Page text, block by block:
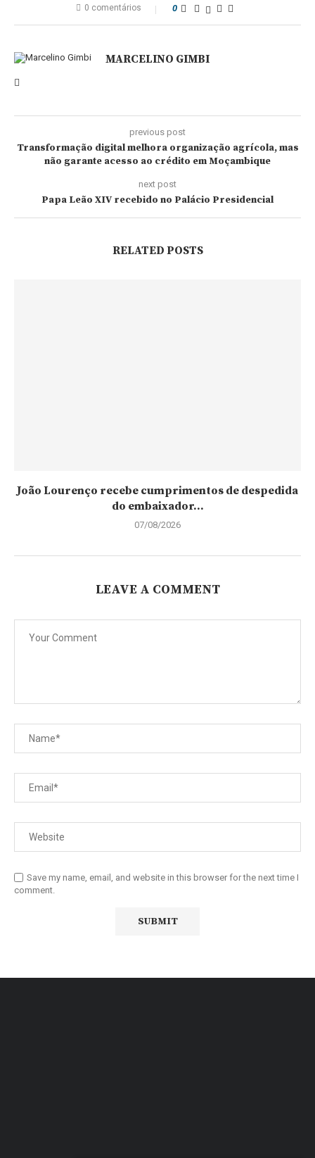
0 comentários 0
MARCELINO GIMBI
previous post
Transformação digital melhora organização agrícola, mas
não garante acesso ao crédito em Moçambique
next post
Papa Leão XIV recebido no Palácio Presidencial
RELATED POSTS
João Lourenço recebe cumprimentos de despedida
do embaixador...
07/08/2026
LEAVE A COMMENT
Save my name, email, and website in this browser for the next time I
comment.